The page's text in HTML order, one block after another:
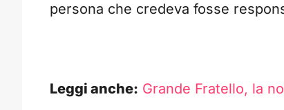
persona che credeva fosse
Leggi anche: Grande Fratello, la